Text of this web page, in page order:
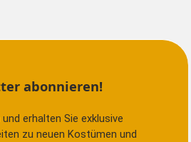
abonnieren!
erhalten Sie exklusive
zu neuen Kostümen und